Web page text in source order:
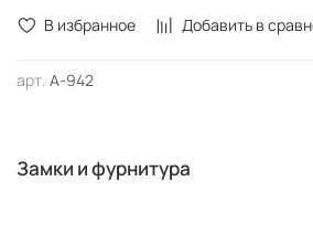
В избранное Добавить в
арт. А-942
Замки и фурнитура